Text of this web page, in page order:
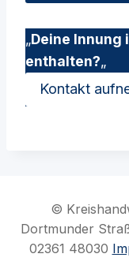
„Deine Innung
enthalten?„
Kontakt
©
Dortmunder
02361 48030